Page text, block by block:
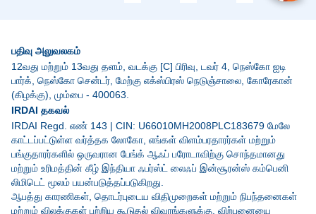
பதிவு அலுவலகம்
12வது மற்றும் 13வது தளம், வடக்கு [C] பிரிவு, டவர் 4, நெஸ்கோ ஐடி
பார்க், நெஸ்கோ சென்டர், மேற்கு எக்ஸ்பிரஸ் நெடுஞ்சாலை, கோரேகான்
(கிழக்கு), மும்பை - 400063.
IRDAI தகவல்
IRDAI Regd. எண் 143 | CIN: U66010MH2008PLC183679 மேலே
காட்டப்பட்டுள்ள வர்த்தக லோகோ, எங்கள் விளம்பரதாரர்கள் மற்றும்
பங்குதாரர்களில் ஒருவரான பேங்க் ஆஃப் பரோடாவிற்கு சொந்தமானது
மற்றும் உரிமத்தின் கீழ் இந்தியா ஃபர்ஸ்ட் லைஃப் இன்சூரன்ஸ் கம்பெனி
லிமிடெட் மூலம் பயன்படுத்தப்படுகிறது.
ஆபத்து காரணிகள், தொடர்புடைய விதிமுறைகள் மற்றும் நிபந்தனைகள்
மற்றும் விலக்குகள் பற்றிய கூடுதல் விவரங்களுக்கு, விற்பனையை